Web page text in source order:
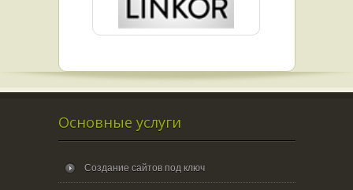
Основные услуги
Создание сайтов под ключ